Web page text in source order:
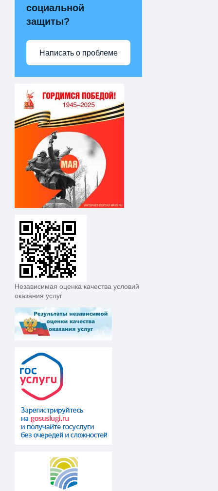
социальной
защиты?
Написать о проблеме
Независимая оценка качества условий
оказания услуг